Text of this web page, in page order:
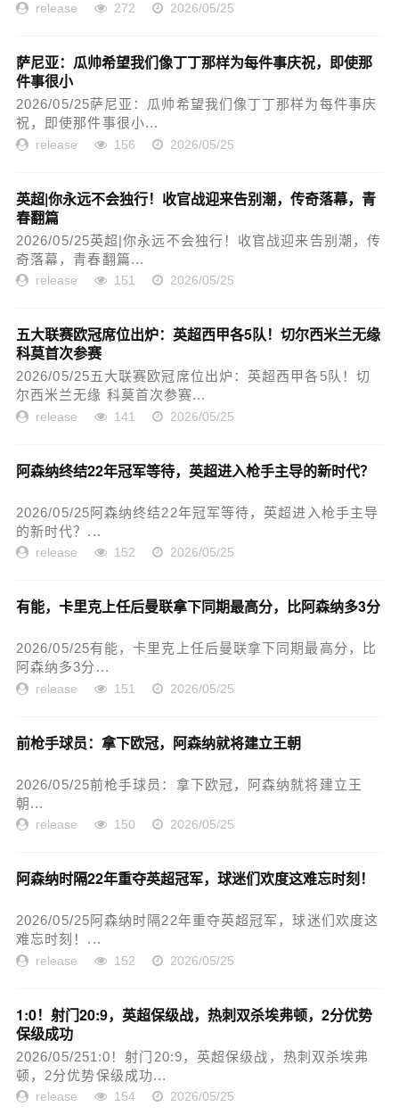
release 272 2026/05/25
萨尼亚：瓜帅希望我们像丁丁那样为每件事庆祝，即使那
件事很小
2026/05/25萨尼亚：瓜帅希望我们像丁丁那样为每件事庆
祝，即使那件事很小...
release 156 2026/05/25
英超|你永远不会独行！收官战迎来告别潮，传奇落幕，青
春翻篇
2026/05/25英超|你永远不会独行！收官战迎来告别潮，传
奇落幕，青春翻篇...
release 151 2026/05/25
五大联赛欧冠席位出炉：英超西甲各5队！切尔西米兰无缘
科莫首次参赛
2026/05/25五大联赛欧冠席位出炉：英超西甲各5队！切
尔西米兰无缘 科莫首次参赛...
release 141 2026/05/25
阿森纳终结22年冠军等待，英超进入枪手主导的新时代？
2026/05/25阿森纳终结22年冠军等待，英超进入枪手主导
的新时代？...
release 152 2026/05/25
有能，卡里克上任后曼联拿下同期最高分，比阿森纳多3分
2026/05/25有能，卡里克上任后曼联拿下同期最高分，比
阿森纳多3分...
release 151 2026/05/25
前枪手球员：拿下欧冠，阿森纳就将建立王朝
2026/05/25前枪手球员：拿下欧冠，阿森纳就将建立王
朝...
release 150 2026/05/25
阿森纳时隔22年重夺英超冠军，球迷们欢度这难忘时刻！
2026/05/25阿森纳时隔22年重夺英超冠军，球迷们欢度这
难忘时刻！...
release 152 2026/05/25
1:0！射门20:9，英超保级战，热刺双杀埃弗顿，2分优势
保级成功
2026/05/251:0！射门20:9，英超保级战，热刺双杀埃弗
顿，2分优势保级成功...
release 154 2026/05/25